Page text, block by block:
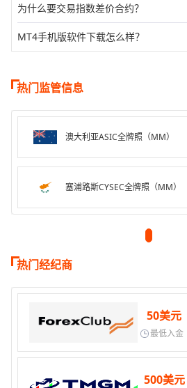
为什么要交易指数差价合约？
MT4手机版软件下载怎么样？
热门监管信息
澳大利亚ASIC全牌照（MM）
塞浦路斯CYSEC全牌照（MM）
热门经纪商
50美元
最低入金
500美元